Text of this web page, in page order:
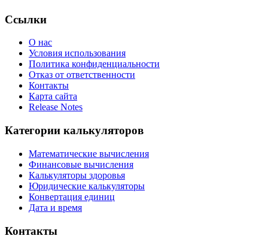
Ссылки
О нас
Условия использования
Политика конфиденциальности
Отказ от ответственности
Контакты
Карта сайта
Release Notes
Категории калькуляторов
Математические вычисления
Финансовые вычисления
Калькуляторы здоровья
Юридические калькуляторы
Конвертация единиц
Дата и время
Контакты